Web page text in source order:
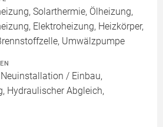
Solarthermie, Ölheizung,
Elektroheizung, Heizkörper,
Umwälzpumpe
/ Einbau,
Hydraulischer Abgleich,